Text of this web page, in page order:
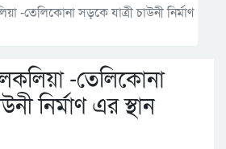
-তেলিকোনা সড়কে যাত্রী চাউনী নির্মাণ
-তেলিকোনা
নির্মাণ এর স্থান